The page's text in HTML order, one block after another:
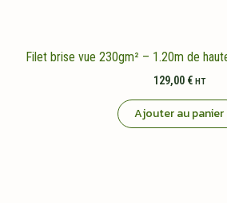
Filet brise vue 230gm² – 1.20m de
129,00 € HT
Ajouter au panier